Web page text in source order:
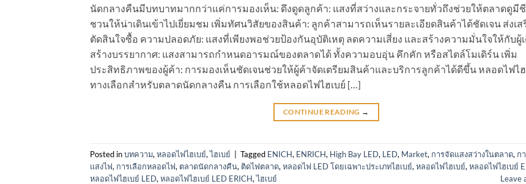
นัดกลางคืนมีบทบาทมากกว่าแค่การมองเห็น: ดึงดูดลูกค้า: แสงที่สว่างและกระจายทั่วถึงช่วยให้ตลาดดูมี
ชวนให้น่าเดินเข้าไปเยี่ยมชม เพิ่มทัศนวิสัยของสินค้า: ลูกค้าสามารถเห็นรายละเอียดสินค้าได้ชัดเจน ส่งเส
ตัดสินใจซื้อ ความปลอดภัย: แสงที่เพียงพอช่วยป้องกันอุบัติเหตุ ลดความเสี่ยง และสร้างความมั่นใจให้กับผู้
สร้างบรรยากาศ: แสงสามารถกำหนดอารมณ์ของตลาดได้ ทั้งความอบอุ่น คึกคัก หรือสไตล์โมเดิร์น เพิ่ม
ประสิทธิภาพของผู้ค้า: การมองเห็นชัดเจนช่วยให้ผู้ค้าจัดเตรียมสินค้าและบริการลูกค้าได้ดีขึ้น หลอดไฟไฮ
ทางเลือกสำหรับตลาดนัดกลางคืน การเลือกใช้หลอดไฟไฮเบย์ […]
CONTINUE READING →
Posted inบทความ, หลอดไฟไฮเบย์,ไฮเบย์ Tagged ENICH, ENRICH, High Bay LED, LED, Market, การจัดแสงสว่างในตลาด, ก
แสงไฟ, การเลือกหลอดไฟ, ตลาดนัดกลางคืน, ติดไฟตลาด, หลอดไฟ LED โดยเฉพาะประเภทไฮเบย์, หลอดไฟไฮเบย์, หลอดไฟไฮเบย์
หลอดไฟไฮเบย์ LED, หลอดไฟไฮเบย์ LED ERICH,ไฮเบย์ Leave